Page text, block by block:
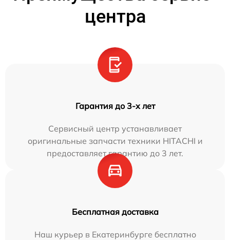
центра
Гарантия до 3-х лет
Сервисный центр устанавливает
оригинальные запчасти техники HITACHI и
предоставляет гарантию до 3 лет.
Бесплатная доставка
Наш курьер в Екатеринбурге бесплатно